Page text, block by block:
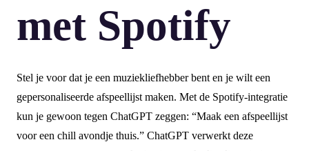
met Spotify
Stel je voor dat je een muziekliefhebber bent en je wilt een
gepersonaliseerde afspeellijst maken. Met de Spotify-integratie
kun je gewoon tegen ChatGPT zeggen: “Maak een afspeellijst
voor een chill avondje thuis.” ChatGPT verwerkt deze